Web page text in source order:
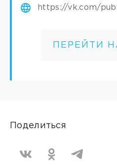
https://vk.com/
ПЕРЕЙТИ
Поделиться